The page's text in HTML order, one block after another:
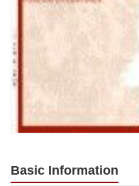
Basic Information